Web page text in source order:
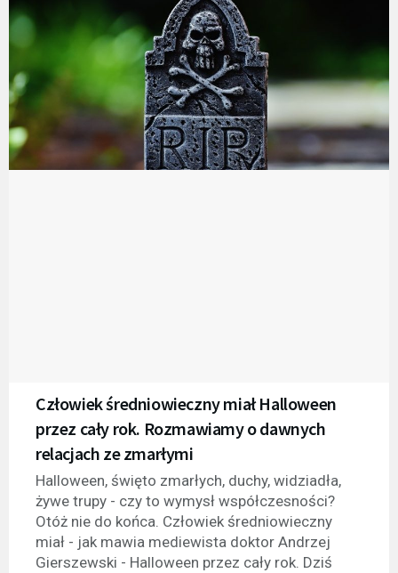
Człowiek średniowieczny miał Halloween
przez cały rok. Rozmawiamy o dawnych
relacjach ze zmarłymi
Halloween, święto zmarłych, duchy, widziadła,
żywe trupy - czy to wymysł współczesności?
Otóż nie do końca. Człowiek średniowieczny
miał - jak mawia mediewista doktor Andrzej
Gierszewski - Halloween przez cały rok. Dziś